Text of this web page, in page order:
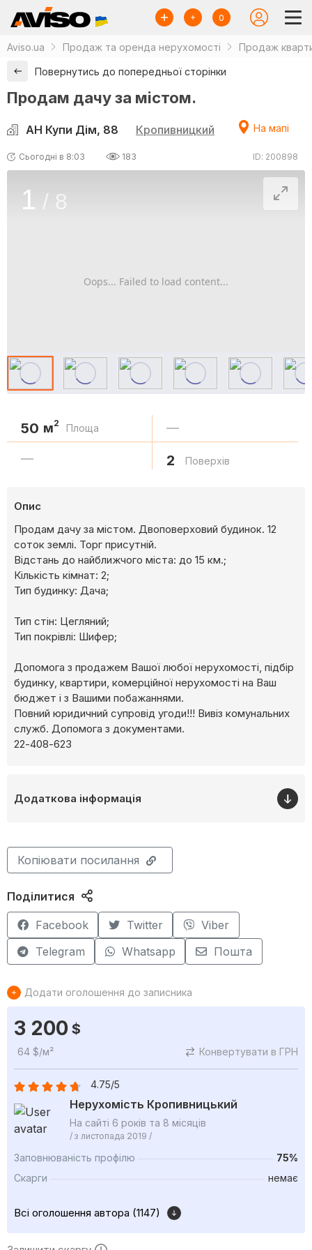
0
Aviso.ua Продаж та оренда нерухомості Продаж
Повернутись до попередньої сторінки
Продам дачу за містом.
АН Купи Дім, 88 Кропивницкий На мапі
Сьогодні в 8:03 183 ID: 200898
Oops... Failed to load content...
1 / 8
50 м2 Площа —
— 2 Поверхів
Опис
Продам дачу за містом. Двоповерховий будинок. 12
соток землі. Торг присутній.
Відстань до найближчого міста: до 15 км.;
Кількість кімнат: 2;
Тип будинку: Дача;
Тип стін: Цегляний;
Тип покрівлі: Шифер;
Допомога з продажем Вашої любої нерухомості, підбір
будинку, квартири, комерційної нерухомості на Ваш
бюджет і з Вашими побажаннями.
Повний юридичний супровід угоди!!! Вивіз комунальних
служб. Допомога з документами.
22-408-623
Додаткова інформація
Копіювати посилання
Поділитися
Facebook Twitter
Viber
Telegram
Whatsapp Пошта
Додати оголошення до записника
3 200 $
64 $/м² Конвертувати в ГРН
4.75/5
Нерухомість Кропивницький
На сайті 6 років та 8 місяців
/ з листопада 2019 /
Заповнюваність профілю
75%
Скарги
немає
Всі оголошення автора (1147)